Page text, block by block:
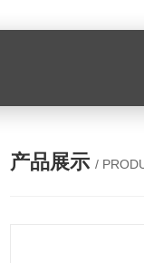
产品展示 /